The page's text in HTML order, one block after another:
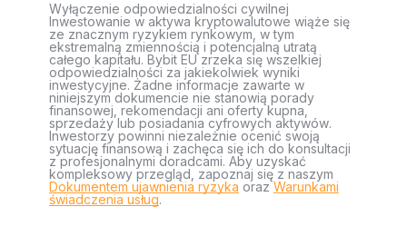
Wyłączenie odpowiedzialności cywilnej
Inwestowanie w aktywa kryptowalutowe wiąże się
ze znacznym ryzykiem rynkowym, w tym
ekstremalną zmiennością i potencjalną utratą
całego kapitału. Bybit EU zrzeka się wszelkiej
odpowiedzialności za jakiekolwiek wyniki
inwestycyjne. Żadne informacje zawarte w
niniejszym dokumencie nie stanowią porady
finansowej, rekomendacji ani oferty kupna,
sprzedaży lub posiadania cyfrowych aktywów.
Inwestorzy powinni niezależnie ocenić swoją
sytuację finansową i zachęca się ich do konsultacji
z profesjonalnymi doradcami. Aby uzyskać
kompleksowy przegląd, zapoznaj się z naszym
Dokumentem ujawnienia ryzyka orazWarunkami
świadczenia usług.